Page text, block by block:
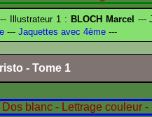
Illustrateur 1 : BLOCH Marcel ---
--- Jaquettes avec 4ème ---
- Tome 1